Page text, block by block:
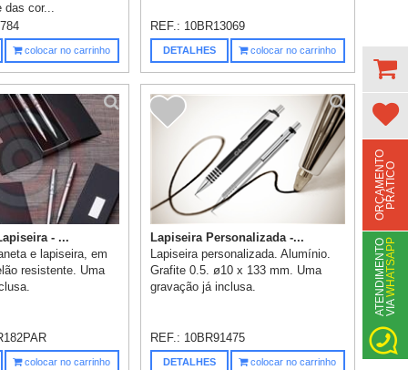
das cor...
colocar no carrinho
REF.: 10BR13069
DETALHES colocar no carrinho
- ...
e lapiseira, em
resistente. Uma
colocar no carrinho
Lapiseira Personalizada -...
Lapiseira personalizada. Alumínio.
Grafite 0.5. ø10 x 133 mm. Uma
gravação já inclusa.
REF.: 10BR91475
DETALHES colocar no carrinho
O
R
Ç
A
M
E
N
T
O
P
R
Á
T
I
CO
A
TE
N
D
I
M
E
N
T
O
V
I
AWHATSAPP